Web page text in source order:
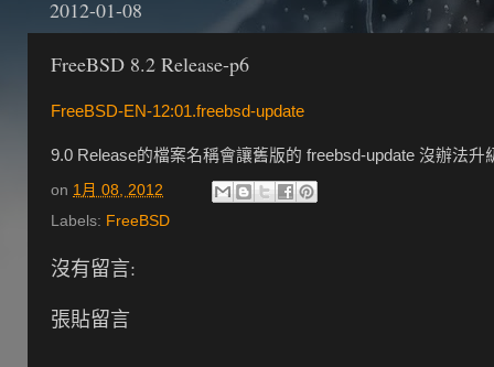
2012-01-08
FreeBSD 8.2 Release-p6
FreeBSD-EN-12:01.freebsd-update
9.0 Release的檔案名稱會讓舊版的 freebsd-update 沒辦法
on 1月 08, 2012
Labels: FreeBSD
沒有留言:
張貼留言